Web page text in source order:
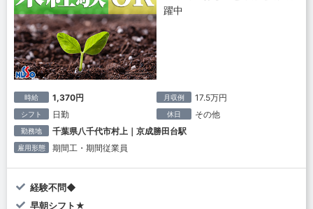
躍中
時給 1,370円 月収例 17.5万円
シフト 日勤 休日 その他
勤務地 千葉県八千代市村上｜京成勝田台駅
雇用形態 期間工・期間従業員
経験不問◆
早朝シフト★